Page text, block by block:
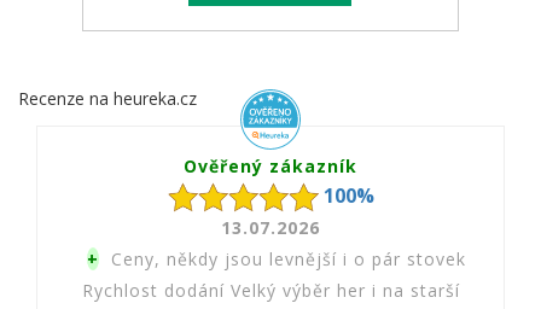
Recenze na heureka.cz
Ověřený zákazník
100%
13.07.2026
+ Ceny, někdy jsou levnější i o pár stovek
Rychlost dodání Velký výběr her i na starší